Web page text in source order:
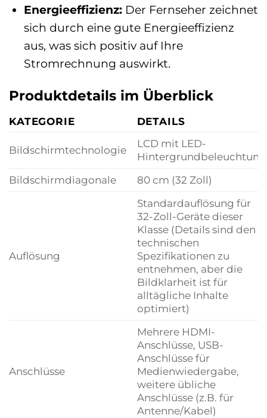
Energieeffizienz:Der Fernseher zeichnet
sich durch eine gute Energieeffizienz
aus, was sich positiv auf Ihre
Stromrechnung auswirkt.
Produktdetails im Überblick
KATEGORIE DETAILS
Bildschirmtechnologie
LCD mit LED-
Hintergrundbeleuchtung
Bildschirmdiagonale
80 cm (32 Zoll)
Auflösung
Standardauflösung für
32-Zoll-Geräte dieser
Klasse (Details sind den
technischen
Spezifikationen zu
entnehmen, aber die
Bildklarheit ist für
alltägliche Inhalte
optimiert)
Anschlüsse
Mehrere HDMI-
Anschlüsse, USB-
Anschlüsse für
Medienwiedergabe,
weitere übliche
Anschlüsse (z.B. für
Antenne/Kabel)